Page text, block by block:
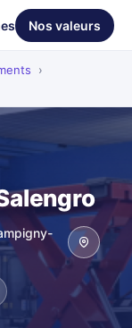
Nos valeurs
›